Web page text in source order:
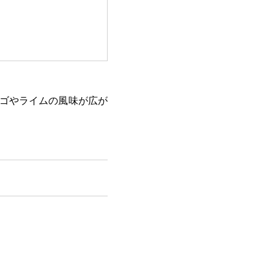
やライムの風味が広が